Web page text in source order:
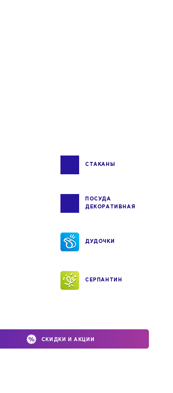
СТАКАНЫ
ПОСУДА
ДЕКОРАТИВНАЯ
ДУДОЧКИ
СЕРПАНТИН
СКИДКИ И АКЦИИ